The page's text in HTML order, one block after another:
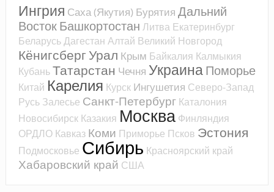
Ингрия Саха (Якутия) Бурятия Дальний
ВостокБашкортостан Литва Екатеринбург
БеларусьДагестан Алтай Великий Новгород
Кёнигсберг Урал Крым Байкалия Калмыкия
КубаньТатарстан Чечня УкраинаПоморье
Китай Карелия Курск Ингушетия Северо-Запад
Русь Залесье Санкт-Петербург Каталония
Новосибирск Казакия Москва Финляндия
ОРДЛО Кавказ Коми Приморье Псков Эстония
Подмосковье Сибирь Красноярский край
Хабаровский край США